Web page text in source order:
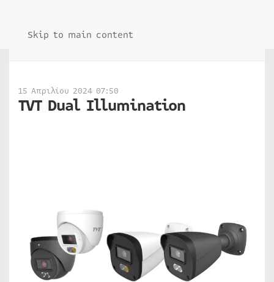
Skip to main content
15 Απριλίου 2024 07:50
TVT Dual Illumination